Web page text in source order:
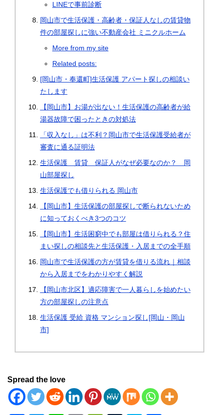
LINEで事前診断
岡山市で生活保護・高齢者・保証人なしの賃貸物
件の部屋探しに強い不動産会社 ミニクルホーム
More from my site
Related posts:
[岡山市・奉還町]生活保護 アパート探しの相談い
たします
【岡山市】お湯が出ない！生活保護の高齢者が給
湯器故障で困ったときの対処法
「収入なし」は不利？岡山市で生活保護受給者が
審査に通る証明法
生活保護 賃貸 保証人がなぜ必要なのか？ 岡
山部屋探し
生活保護でも借りられる 岡山市
【岡山市】生活保護の部屋探しで断られないため
に知っておくべき3つのコツ
【岡山市】生活困窮中でも部屋は借りられる？住
まい探しの相談先と生活保護・入居までの全手順
岡山市で生活保護の方が賃貸を借りる流れ｜相談
から入居までをわかりやすく解説
【岡山市北区】適応障害で一人暮らしを始めたい
方の部屋探しの注意点
生活保護 受給 資格 マンション探し[岡山・岡山
市]
Spread the love